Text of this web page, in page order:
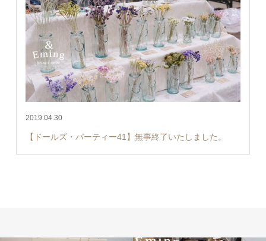
2019.04.30
【ドールズ・パーティー41】無事終了いたしました。